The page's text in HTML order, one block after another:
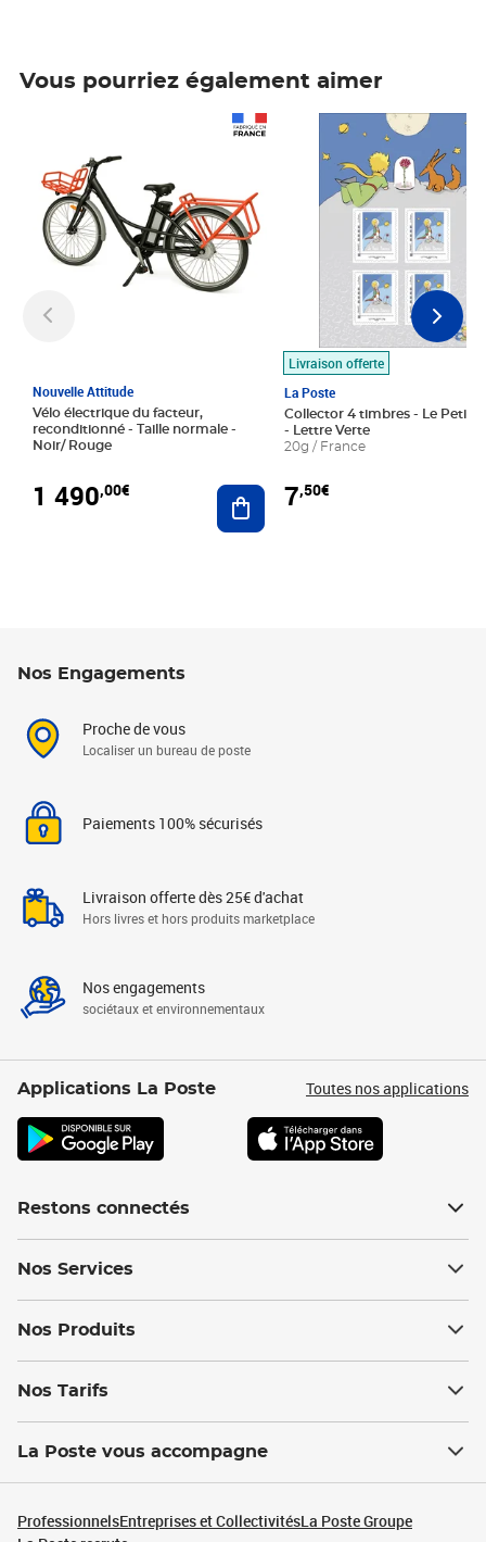
Vous pourriez également aimer
Nouvelle Attitude
Vélo électrique du facteur,
reconditionné - Taille normale -
Noir/ Rouge
1 490,00€ Ajouter au panier
Livraison offerte
La Poste
Collector 4 timbres - Le Petit
- Lettre Verte
20g / France
7,50€
Prix 7,50€
Nos Engagements
Proche de vous
Localiser un bureau de poste
Paiements 100% sécurisés
Livraison offerte dès 25€ d'achat
Hors livres et hors produits marketplace
Nos engagements
sociétaux et environnementaux
Applications La Poste Toutes nos applications
Restons connectés
Nos Services
Nos Produits
Nos Tarifs
La Poste vous accompagne
ProfessionnelsEntreprises et CollectivitésLa Poste Groupe